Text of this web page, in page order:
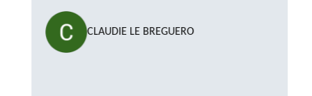
CLAUDIE LE BREGUERO